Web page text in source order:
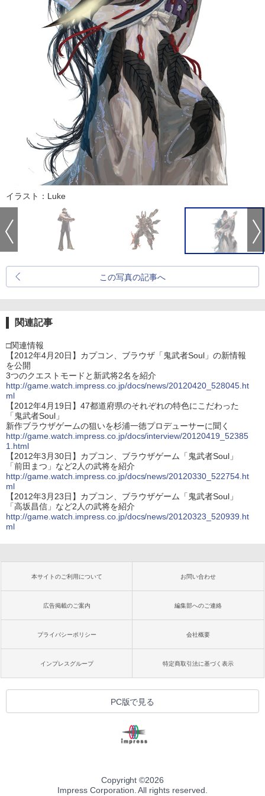
イラスト：Luke
この写真の記事へ
関連記事
□関連情報
【2012年4月20日】カプコン、ブラウザ「鬼武者Soul」の新情報
を公開
3つのクエストモードと新武将2名を紹介
http://game.watch.impress.co.jp/docs/news/20120420_528045.ht
ml
【2012年4月19日】47都道府県のそれぞれの特色にこだわった
「鬼武者Soul」
新作ブラウザゲームの狙いを杉浦一徳プロデューサーに聞く
http://game.watch.impress.co.jp/docs/interview/20120419_52385
1.html
【2012年3月30日】カプコン、ブラウザゲーム「鬼武者Soul」
「前田まつ」など2人の武将を紹介
http://game.watch.impress.co.jp/docs/news/20120330_522754.ht
ml
【2012年3月23日】カプコン、ブラウザゲーム「鬼武者Soul」
「高坂昌信」など2人の武将を紹介
http://game.watch.impress.co.jp/docs/news/20120323_520939.ht
ml
本サイトのご利用について お問い合わせ
広告掲載のご案内 編集部へのご連絡
プライバシーポリシー 会社概要
インプレスグループ 特定商取引法に基づく表示
PC版で見る
Copyright ©2026
Impress Corporation. All rights reserved.